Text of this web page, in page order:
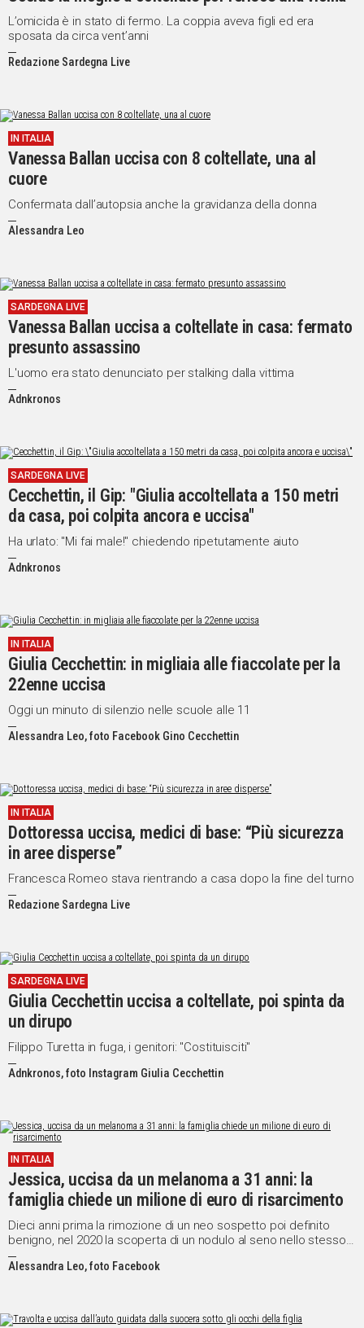
L’omicida è in stato di fermo. La coppia aveva figli ed era
sposata da circa vent’anni
Redazione Sardegna Live
IN ITALIA
Vanessa Ballan uccisa con 8 coltellate, una al
cuore
Confermata dall’autopsia anche la gravidanza della donna
Alessandra Leo
SARDEGNA LIVE
Vanessa Ballan uccisa a coltellate in casa: fermato
presunto assassino
L'uomo era stato denunciato per stalking dalla vittima
Adnkronos
SARDEGNA LIVE
Cecchettin, il Gip: "Giulia accoltellata a 150 metri
da casa, poi colpita ancora e uccisa"
Ha urlato: "Mi fai male!" chiedendo ripetutamente aiuto
Adnkronos
IN ITALIA
Giulia Cecchettin: in migliaia alle fiaccolate per la
22enne uccisa
Oggi un minuto di silenzio nelle scuole alle 11
Alessandra Leo, foto Facebook Gino Cecchettin
IN ITALIA
Dottoressa uccisa, medici di base: “Più sicurezza
in aree disperse”
Francesca Romeo stava rientrando a casa dopo la fine del turno
Redazione Sardegna Live
SARDEGNA LIVE
Giulia Cecchettin uccisa a coltellate, poi spinta da
un dirupo
Filippo Turetta in fuga, i genitori: "Costituisciti"
Adnkronos, foto Instagram Giulia Cecchettin
IN ITALIA
Jessica, uccisa da un melanoma a 31 anni: la
famiglia chiede un milione di euro di risarcimento
Dieci anni prima la rimozione di un neo sospetto poi definito
benigno, nel 2020 la scoperta di un nodulo al seno nello stesso
punto
Alessandra Leo, foto Facebook